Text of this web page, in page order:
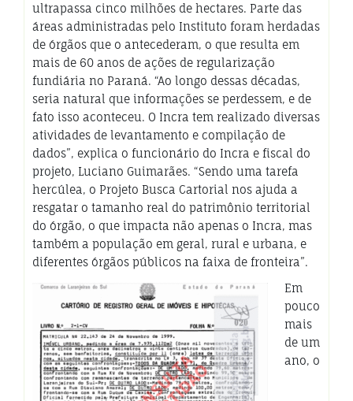
ultrapassa cinco milhões de hectares. Parte das
áreas administradas pelo Instituto foram herdadas
de órgãos que o antecederam, o que resulta em
mais de 60 anos de ações de regularização
fundiária no Paraná. “Ao longo dessas décadas,
seria natural que informações se perdessem, e de
fato isso aconteceu. O Incra tem realizado diversas
atividades de levantamento e compilação de
dados”, explica o funcionário do Incra e fiscal do
projeto, Luciano Guimarães. “Sendo uma tarefa
hercúlea, o Projeto Busca Cartorial nos ajuda a
resgatar o tamanho real do patrimônio territorial
do órgão, o que impacta não apenas o Incra, mas
também a população em geral, rural e urbana, e
diferentes órgãos públicos na faixa de fronteira”.
Em
pouco
mais
de um
ano, o